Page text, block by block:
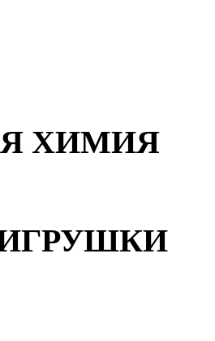
ХИМИЯ